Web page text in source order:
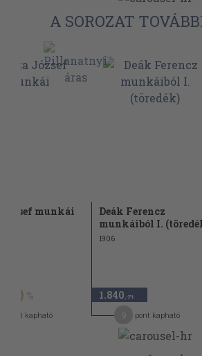
A SOROZAT
munkái
50
pont kapható
Deák Ferencz
munkáiból I.
1906
1.840 ,-Ft
pont kapható